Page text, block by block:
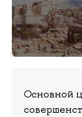
Основной